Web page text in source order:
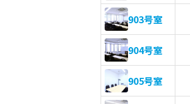
903号室
904号室
905号室